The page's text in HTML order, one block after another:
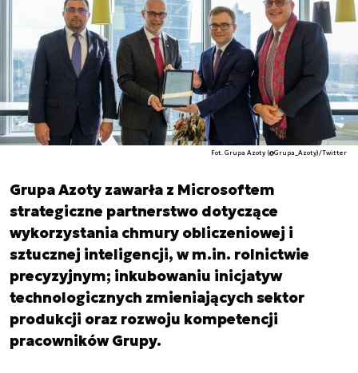
Fot. Grupa Azoty (@Grupa_Azoty)/Twitter
Grupa Azoty zawarła z Microsoftem
strategiczne partnerstwo dotyczące
wykorzystania chmury obliczeniowej i
sztucznej inteligencji, w m.in. rolnictwie
precyzyjnym; inkubowaniu inicjatyw
technologicznych zmieniających sektor
produkcji oraz rozwoju kompetencji
pracowników Grupy.